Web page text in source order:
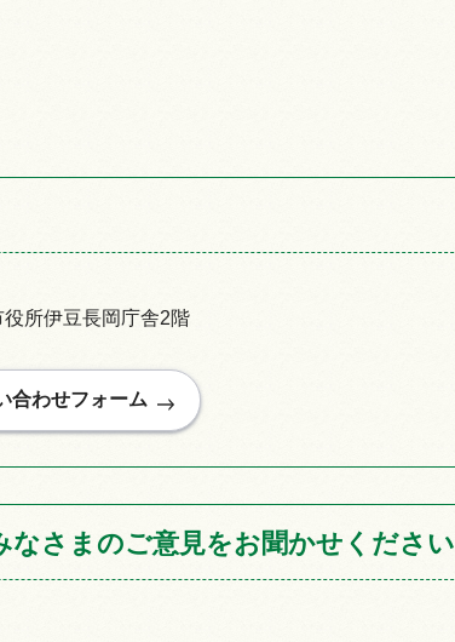
所伊豆長岡庁舎2階
さまのご意見をお聞かせください